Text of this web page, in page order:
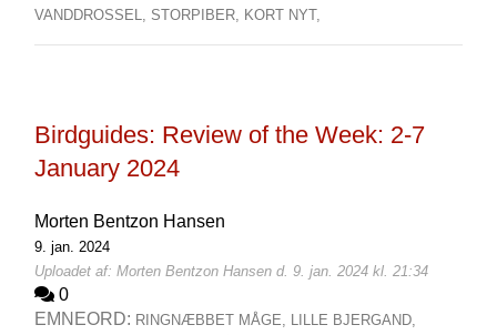
VANDDROSSEL, STORPIBER, KORT NYT,
Birdguides: Review of the Week: 2-7
January 2024
Morten Bentzon Hansen
9. jan. 2024
Uploadet af: Morten Bentzon Hansen d. 9. jan. 2024 kl. 21:34
0
EMNEORD: RINGNÆBBET MÅGE, LILLE BJERGAND,